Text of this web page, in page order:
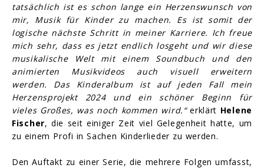
tatsächlich ist es schon lange ein Herzenswunsch von
mir, Musik für Kinder zu machen. Es ist somit der
logische nächste Schritt in meiner Karriere. Ich freue
mich sehr, dass es jetzt endlich losgeht und wir diese
musikalische Welt mit einem Soundbuch und den
animierten Musikvideos auch visuell erweitern
werden. Das Kinderalbum ist auf jeden Fall mein
Herzensprojekt 2024 und ein schöner Beginn für
vieles Großes, was noch kommen wird.“erklärt Helene
Fischer, die seit einiger Zeit viel Gelegenheit hatte, um
zu einem Profi in Sachen Kinderlieder zu werden.
Den Auftakt zu einer Serie, die mehrere Folgen umfasst,